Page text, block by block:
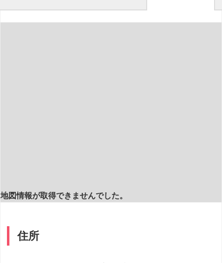
地図情報が取得できませんでした。
住所